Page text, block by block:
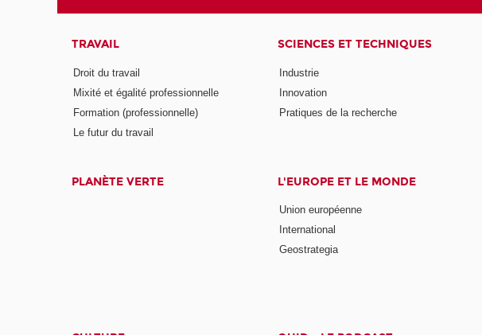
TRAVAIL
Droit du travail
Mixité et égalité professionnelle
Formation (professionnelle)
Le futur du travail
SCIENCES ET TECHNIQUES
Industrie
Innovation
Pratiques de la recherche
PLANÈTE VERTE L'EUROPE ET LE MONDE
Union européenne
International
Geostrategia